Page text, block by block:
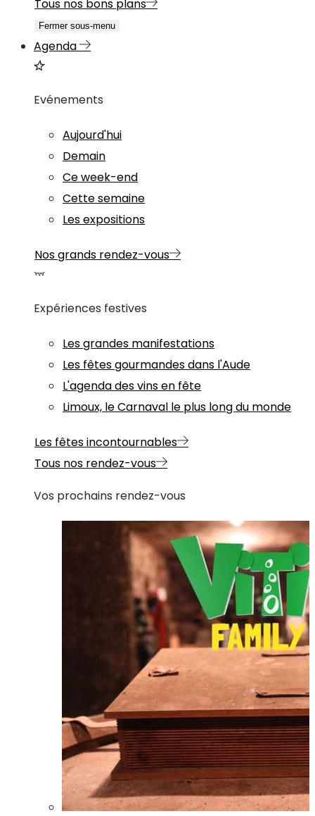
Tous nos bons plans
Fermer sous-menu
Agenda
Evénements
Aujourd'hui
Demain
Ce week-end
Cette semaine
Les expositions
Nos grands rendez-vous
Expériences festives
Les grandes manifestations
Les fêtes gourmandes dans l'Aude
L'agenda des vins en fête
Limoux, le Carnaval le plus long du monde
Les fêtes incontournables
Tous nos rendez-vous
Vos prochains rendez-vous